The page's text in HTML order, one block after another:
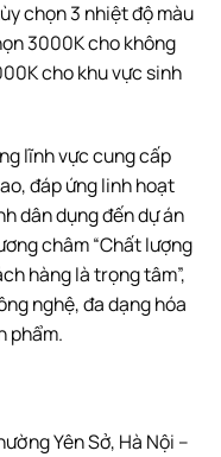
chọn 3 nhiệt độ màu
3000Kcho không
Kcho khu vực sinh
lĩnh vực cung cấp
đáp ứng linh hoạt
dân dụng đến dự án
châm “Chất lượng
hàng là trọng tâm”,
nghệ, đa dạng hóa
phẩm.
Yên Sở, Hà Nội –